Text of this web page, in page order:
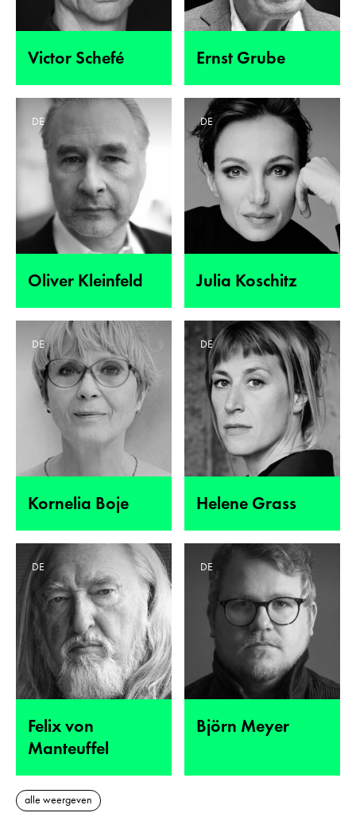
Victor Schefé Ernst Grube
Oliver Kleinfeld
DE
Julia Koschitz
DE
Kornelia Boje
DE
Helene Grass
DE
Felix von
Manteuffel
DE
Björn Meyer
DE
alle weergeven